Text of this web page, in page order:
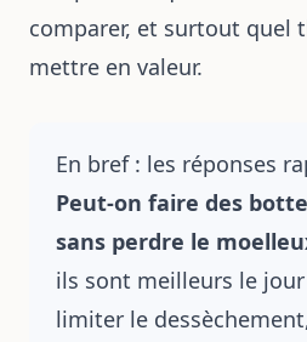
comparer, et surtout quel
mettre en valeur.
En bref : les réponses
Peut-on faire des
sans perdre le
ils sont meilleurs le
limiter le